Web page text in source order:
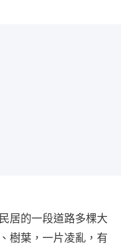
居的一段道路多棵大
樹葉，一片凌亂，有